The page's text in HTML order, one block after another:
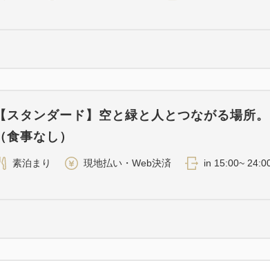
【スタンダード】空と緑と人とつながる場所
（食事なし）
素泊まり 現地払い・Web決済 in 15:00~